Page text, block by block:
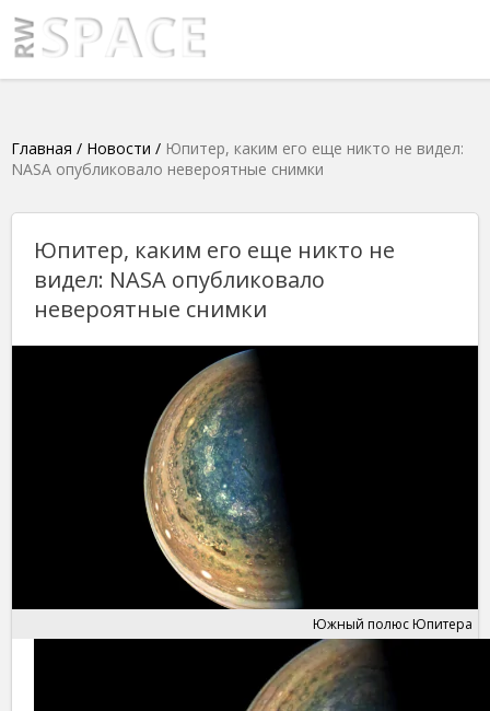
Главная / Новости / Юпитер, каким его еще никто не видел:
NASA опубликовало невероятные снимки
Юпитер, каким его еще никто не
видел: NASA опубликовало
невероятные снимки
Южный полюс Юпитера